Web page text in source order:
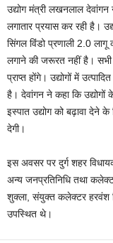
उद्योग मंत्री लखनलाल देवांगन
लगातार प्रयास कर रही है।
सिंगल विंडो प्रणाली 2.0 लागू
लगाने की जरूरत नहीं है।
प्राप्त होंगे। उद्योगों में
है। देवांगन ने कहा कि उद्योगों
इस्पात उद्योग को बढ़ावा देने
देगी।
इस अवसर पर दुर्ग शहर
अन्य जनप्रतिनिधि तथा
शुक्ला, संयुक्त कलेक्टर हरवंश
उपस्थित थे।